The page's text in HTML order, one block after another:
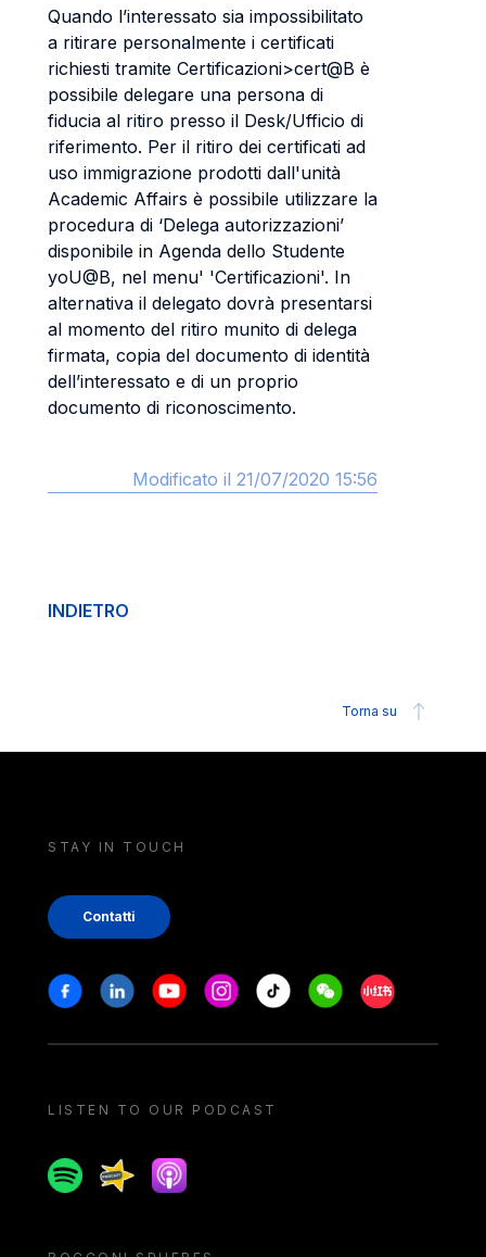
Quando l’interessato sia impossibilitato
a ritirare personalmente i certificati
richiesti tramite Certificazioni>cert@B è
possibile delegare una persona di
fiducia al ritiro presso il Desk/Ufficio di
riferimento. Per il ritiro dei certificati ad
uso immigrazione prodotti dall'unità
Academic Affairs è possibile utilizzare la
procedura di ‘Delega autorizzazioni’
disponibile in Agenda dello Studente
yoU@B, nel menu' 'Certificazioni'. In
alternativa il delegato dovrà presentarsi
al momento del ritiro munito di delega
firmata, copia del documento di identità
dell’interessato e di un proprio
documento di riconoscimento.
Modificato il 21/07/2020 15:56
INDIETRO
Torna su
STAY IN TOUCH
Contatti
Stay in touch
FacebookLinkedinYoutubeInstagram
Tiktok WeechatXiaohongshu/
LISTEN TO OUR PODCAST
SpotifySpreakerApple podcast